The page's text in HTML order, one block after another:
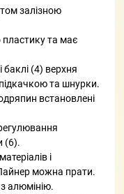
залізною
пластику та має
баклі (4) верхня
та шнурки.
встановлені
(6).
і
можна прати.
алюмінію.